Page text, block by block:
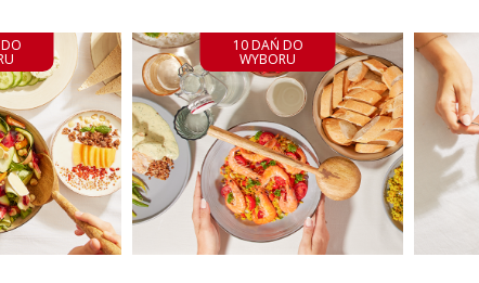
10 DAŃ DO
WYBORU